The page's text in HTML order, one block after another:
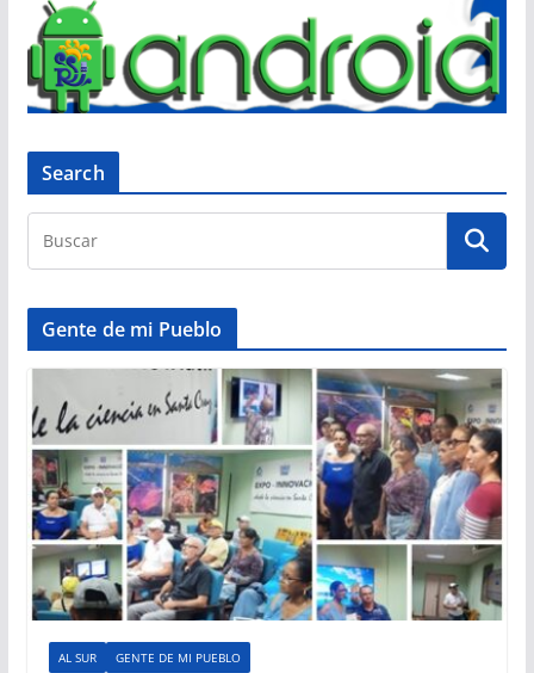
Search
Gente de mi Pueblo
AL SUR GENTE DE MI PUEBLO